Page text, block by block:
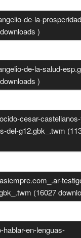
de-la-
)
de-la-salud-
)
cesar-
del-g12.gbk_.twm
(16027
hablar-en-lenguas-